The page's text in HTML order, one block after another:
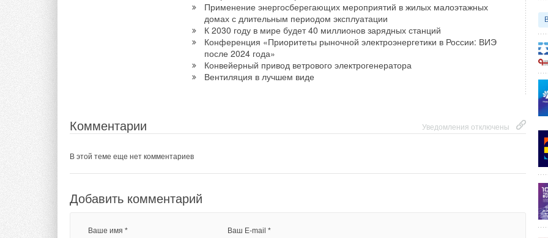
Применение энергосберегающих мероприятий в жилых малоэтажных
домах с длительным периодом эксплуатации
К 2030 году в мире будет 40 миллионов зарядных станций
Конференция «Приоритеты рыночной электроэнергетики в России: ВИЭ
после 2024 года»
Конвейерный привод ветрового электрогенератора
Вентиляция в лучшем виде
Уведомления отключены
Комментарии
В этой теме еще нет комментариев
Добавить комментарий
Ваше имя * Ваш E-mail *
Добавить комментарий
Ваш E-mail *